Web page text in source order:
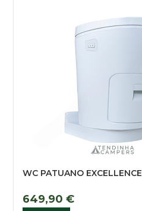
WC PATUANO EXCELLENCE
649,90 €